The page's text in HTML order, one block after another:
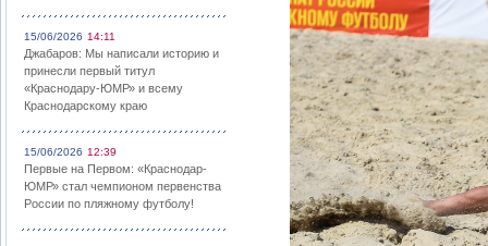
15/06/2026 14:11
Джабаров: Мы написали историю и
принесли первый титул
«Краснодару-ЮМР» и всему
Краснодарскому краю
15/06/2026 12:39
Первые на Первом: «Краснодар-
ЮМР» стал чемпионом первенства
России по пляжному футболу!